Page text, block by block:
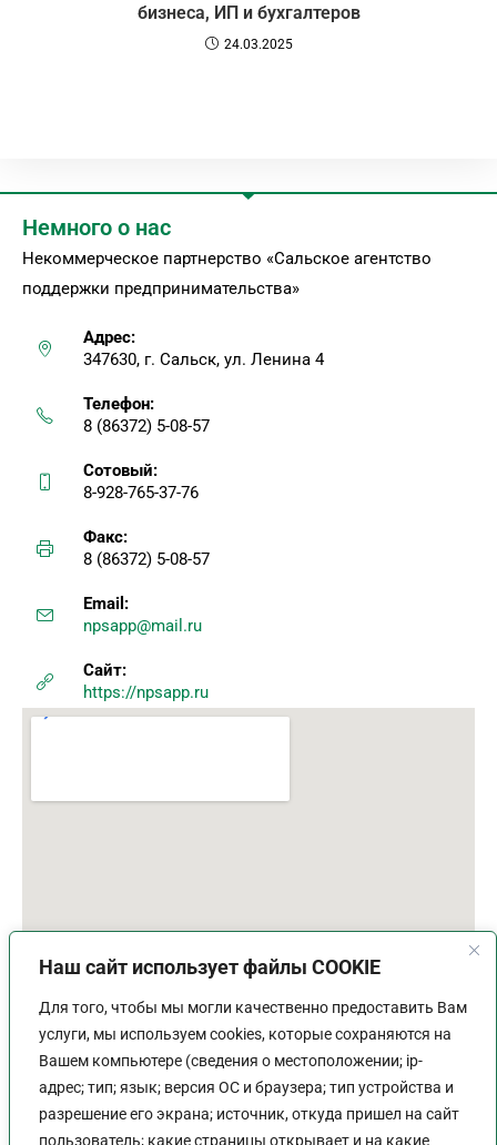
Наш сайт использует файлы COOKIE
Для того, чтобы мы могли качественно предоставить Вам
услуги, мы используем cookies, которые сохраняются на
Вашем компьютере (сведения о местоположении; ip-
адрес; тип; язык; версия ОС и браузера; тип устройства и
разрешение его экрана; источник, откуда пришел на сайт
пользователь; какие страницы открывает и на какие
бизнеса, ИП и бухгалтеров
24.03.2025
Немного о нас
Некоммерческое партнерство «Сальское агентство
поддержки предпринимательства»
Адрес:
347630, г. Сальск, ул. Ленина 4
Телефон:
8 (86372) 5-08-57
Сотовый:
8-928-765-37-76
Факс:
8 (86372) 5-08-57
Email:
npsapp@mail.ru
Сайт:
https://npsapp.ru